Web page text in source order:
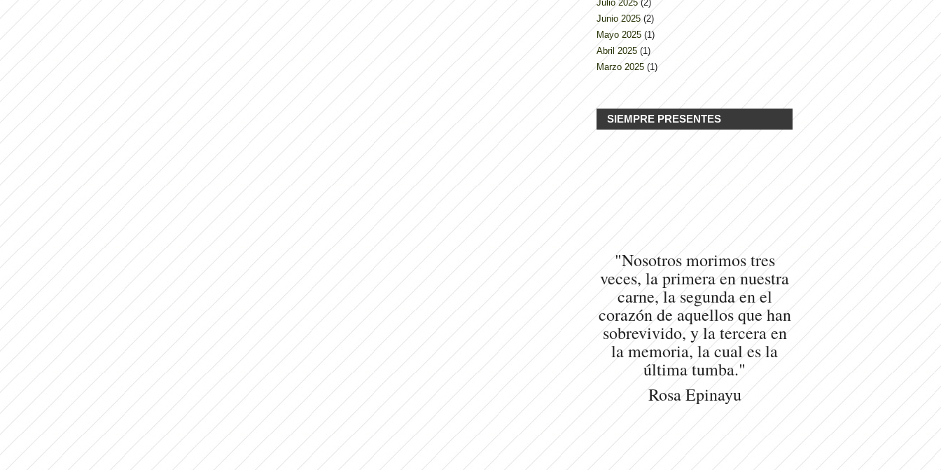
Julio 2025 (2)
Junio 2025 (2)
Mayo 2025 (1)
Abril 2025 (1)
Marzo 2025 (1)
SIEMPRE PRESENTES
"Nosotros morimos tres
veces, la primera en nuestra
carne, la segunda en el
corazón de aquellos que han
sobrevivido, y la tercera en
la memoria, la cual es la
última tumba."
Rosa Epinayu